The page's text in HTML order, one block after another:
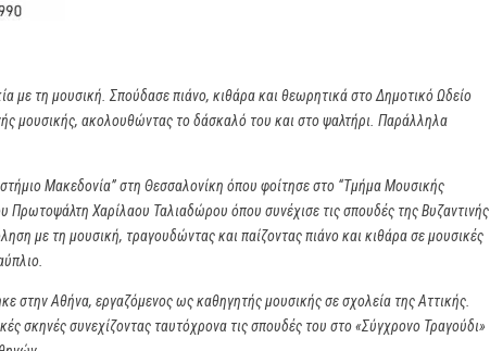
τη μουσική. Σπούδασε πιάνο, κιθάρα και θεωρητικά στο Δημοτικό Ωδείο
μουσικής, ακολουθώντας το δάσκαλό του και στο ψαλτήρι. Παράλληλα
Μακεδονία” στη Θεσσαλονίκη όπου φοίτησε στο “Τμήμα Μουσικής
Πρωτοψάλτη Χαρίλαου Ταλιαδώρου όπου συνέχισε τις σπουδές της Βυζαντινής
με τη μουσική, τραγουδώντας και παίζοντας πιάνο και κιθάρα σε μουσικές
στην Αθήνα, εργαζόμενος ως καθηγητής μουσικής σε σχολεία της Αττικής.
σκηνές συνεχίζοντας ταυτόχρονα τις σπουδές του στο «Σύγχρονο Τραγούδι»